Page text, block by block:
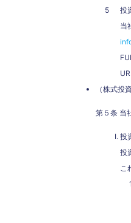
投
当
（株式投
第５条 当
投
投
こ